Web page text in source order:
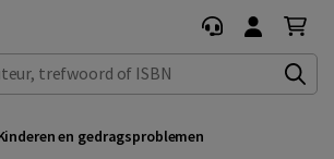
trefwoord of ISBN
en gedragsproblemen